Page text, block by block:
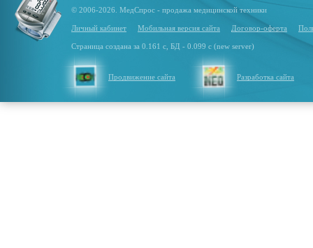
© 2006-2026. МедСпрос - продажа медицинской техники
Личный кабинет Мобильная версия сайта Договор-оферта
Страница создана за 0.161 с, БД - 0.099 с (new server)
Продвижение сайта Разработка сайта